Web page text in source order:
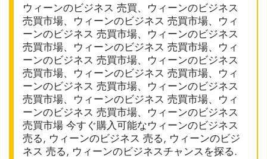
ウィーンのビジネス 売買、ウィーンのビジネス
売買市場、ウィーンのビジネス 売買市場、ウィ
ーンのビジネス 売買市場、ウィーンのビジネス
売買市場、ウィーンのビジネス 売買市場、ウィ
ーンのビジネス 売買市場、ウィーンのビジネス
売買市場、ウィーンのビジネス 売買市場、ウィ
ーンのビジネス 売買市場、ウィーンのビジネス
売買市場、ウィーンのビジネス 売買市場、ウィ
ーンのビジネス 売買市場、ウィーンのビジネス
売買市場 今すぐ購入可能なウィーンのビジネス
売る, ウィーンのビジネス 売る, ウィーンのビジ
ネス 売る, ウィーンのビジネスチャンスを探る.